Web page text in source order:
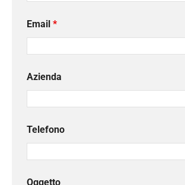
Email *
Azienda
Telefono
Oggetto